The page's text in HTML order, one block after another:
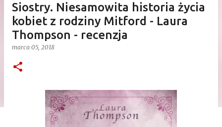
Siostry. Niesamowita historia życia
kobiet z rodziny Mitford - Laura
Thompson - recenzja
marca 05, 2018